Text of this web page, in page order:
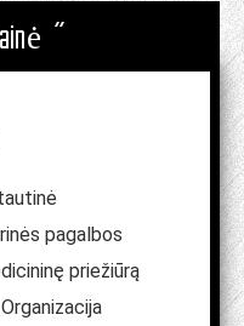
"
pagalbos
priežiūrą